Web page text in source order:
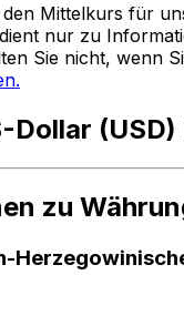
Mittelkurs für
nur zu
Sie nicht, wenn
Dollar (USD)
zu